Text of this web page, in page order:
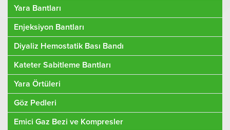
Yara Bantları
Enjeksiyon Bantları
Diyaliz Hemostatik Bası Bandı
Kateter Sabitleme Bantları
Yara Örtüleri
Göz Pedleri
Emici Gaz Bezi ve Kompresler